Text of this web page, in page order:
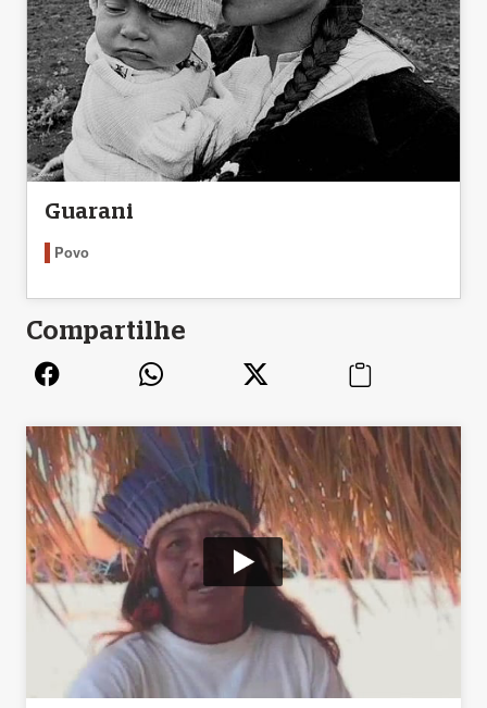
Guarani
Povo
Compartilhe